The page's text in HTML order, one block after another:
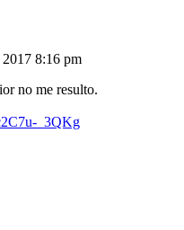
8:16 pm
no me resulto.
_3QKg